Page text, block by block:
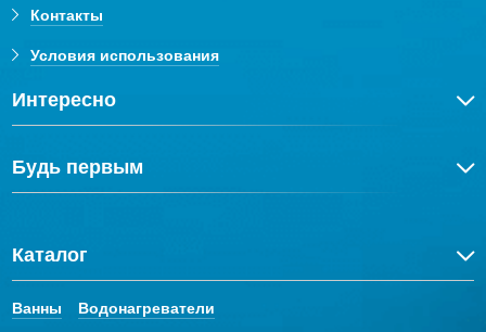
Контакты
Условия использования
Интересно
Будь первым
Каталог
Ванны
Водонагреватели